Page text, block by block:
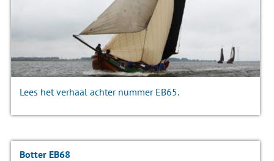
Lees het verhaal achter nummer EB65.
Botter EB68